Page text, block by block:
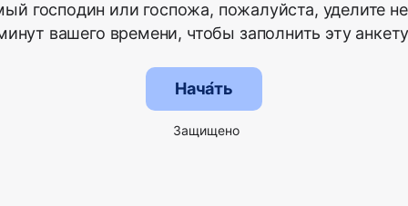
господин или госпожа, пожалуйста, уделите
вашего времени, чтобы заполнить эту
Нача́ть
Защищено